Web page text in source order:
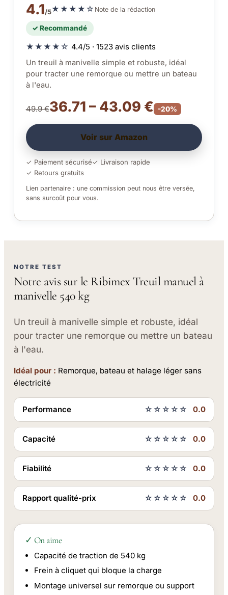
4.1/5★★★★☆ Note de la rédaction
✓ Recommandé
★★★★☆ 4.4/5 · 1523 avis clients
Un treuil à manivelle simple et robuste, idéal
pour tracter une remorque ou mettre un bateau
à l'eau.
49.9 €36.71 – 43.09 € -20%
Voir sur Amazon
✓ Paiement sécurisé✓ Livraison rapide
✓ Retours gratuits
Lien partenaire : une commission peut nous être versée,
sans surcoût pour vous.
NOTRE TEST
Notre avis sur le Ribimex Treuil manuel à
manivelle 540 kg
Un treuil à manivelle simple et robuste, idéal
pour tracter une remorque ou mettre un bateau
à l'eau.
Idéal pour : Remorque, bateau et halage léger sans
électricité
Performance ☆☆☆☆☆ 0.0
Capacité ☆☆☆☆☆ 0.0
Fiabilité ☆☆☆☆☆ 0.0
Rapport qualité-prix ☆☆☆☆☆ 0.0
✓ On aime
Capacité de traction de 540 kg
Frein à cliquet qui bloque la charge
Montage universel sur remorque ou support